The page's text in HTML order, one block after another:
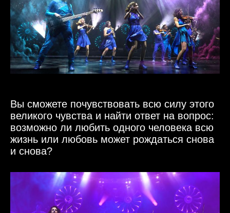
Вы сможете почувствовать всю силу этого
великого чувства и найти ответ на вопрос:
возможно ли любить одного человека всю
жизнь или любовь может рождаться снова
и снова?